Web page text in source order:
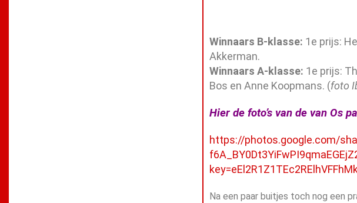
Winnaars B-klasse: 1e prijs:
Akkerman.
Winnaars A-klasse: 1e prijs:
Bos en Anne Koopmans. (foto
Hier de foto’s van de van Os
https://photos.google.com/
Na een paar buitjes toch nog een